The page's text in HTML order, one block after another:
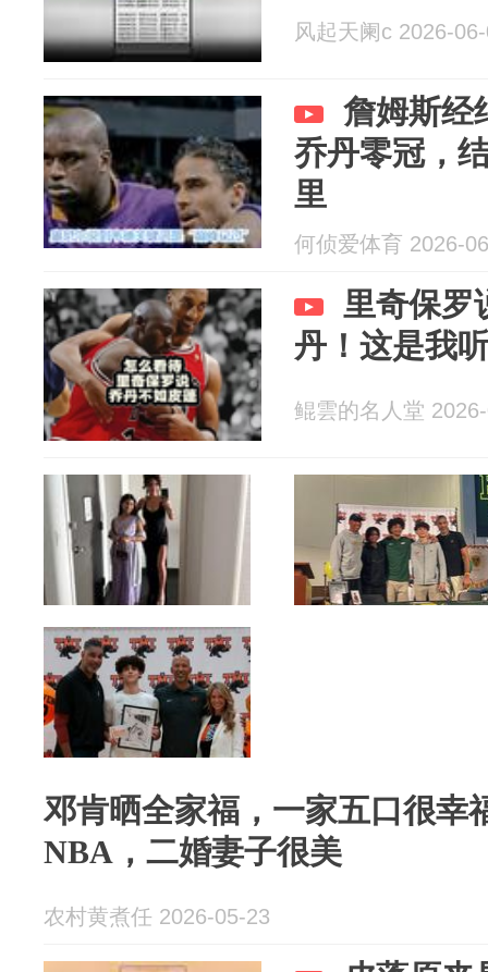
风起天阑c 2026-
詹姆斯经
乔丹零冠，
里
何侦爱体育 2026-
里奇保罗
丹！这是我
鲲雲的名人堂
邓肯晒全家福，一家五口很幸
NBA，二婚妻子很美
农村黄煮任 2026-05-23